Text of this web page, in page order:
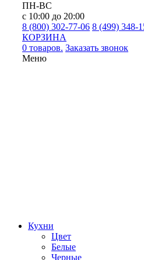
ПН-ВС
с 10:00 до 20:00
8 (800) 302-77-06 8 (499) 348-
КОРЗИНА
0 товаров. Заказать звонок
Меню
Кухни
Цвет
Белые
Черные